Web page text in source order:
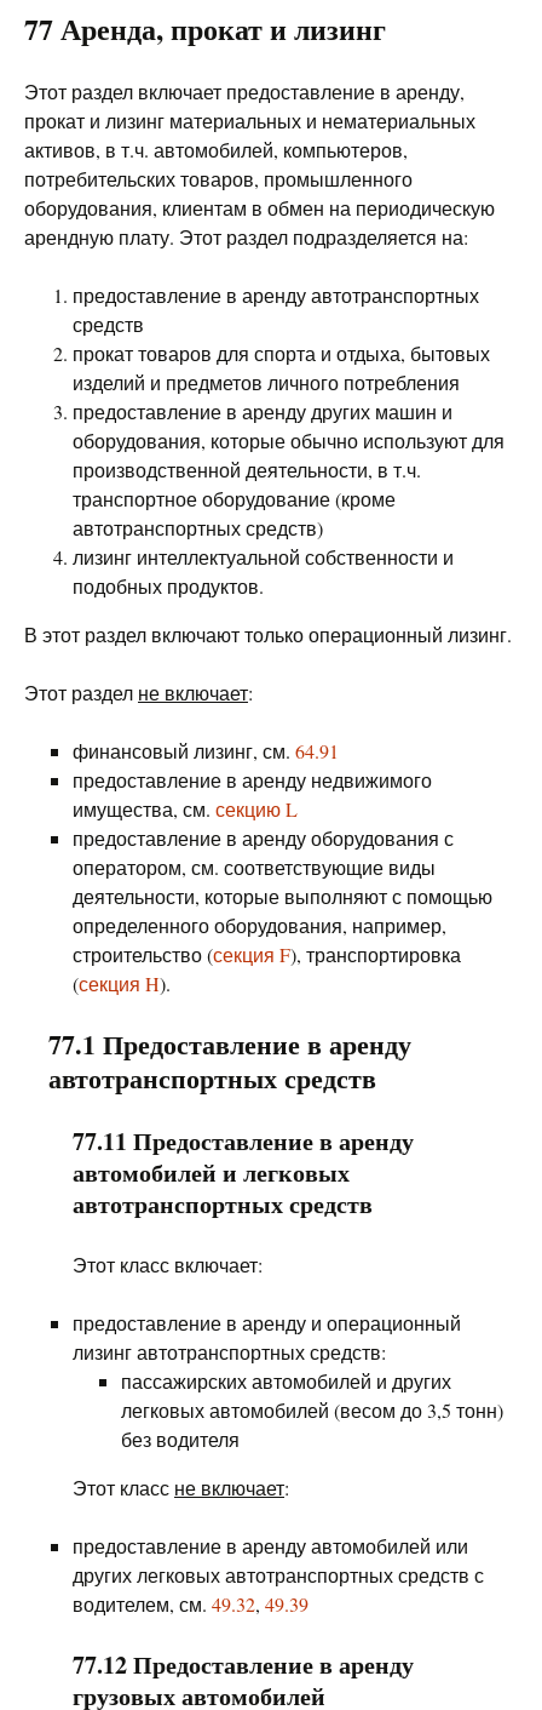
77 Аренда, прокат и лизинг
Этот раздел включает предоставление в аренду,
прокат и лизинг материальных и нематериальных
активов, в т.ч. автомобилей, компьютеров,
потребительских товаров, промышленного
оборудования, клиентам в обмен на периодическую
арендную плату. Этот раздел подразделяется на:
предоставление в аренду автотранспортных
средств
прокат товаров для спорта и отдыха, бытовых
изделий и предметов личного потребления
предоставление в аренду других машин и
оборудования, которые обычно используют для
производственной деятельности, в т.ч.
транспортное оборудование (кроме
автотранспортных средств)
лизинг интеллектуальной собственности и
подобных продуктов.
В этот раздел включают только операционный лизинг.
Этот раздел не включает:
финансовый лизинг, см. 64.91
предоставление в аренду недвижимого
имущества, см. секцию L
предоставление в аренду оборудования с
оператором, см. соответствующие виды
деятельности, которые выполняют с помощью
определенного оборудования, например,
строительство (секция F), транспортировка
(секция H).
77.1 Предоставление в аренду
автотранспортных средств
77.11 Предоставление в аренду
автомобилей и легковых
автотранспортных средств
Этот класс включает:
предоставление в аренду и операционный
лизинг автотранспортных средств:
пассажирских автомобилей и других
легковых автомобилей (весом до 3,5 тонн)
без водителя
Этот класс не включает:
предоставление в аренду автомобилей или
других легковых автотранспортных средств с
водителем, см. 49.32, 49.39
77.12 Предоставление в аренду
грузовых автомобилей